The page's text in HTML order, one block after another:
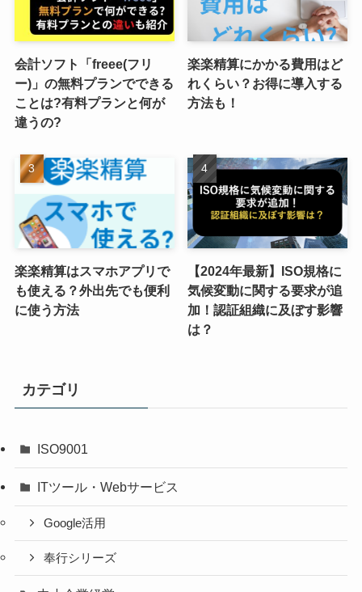
会計ソフト「freee(フリ
ー)」の無料プランでできる
ことは?有料プランと何が
違うの?
楽楽精算にかかる費用はど
れくらい？お得に導入する
方法も！
楽楽精算はスマホアプリで
も使える？外出先でも便利
に使う方法
【2024年最新】ISO規格に
気候変動に関する要求が追
加！認証組織に及ぼす影響
は？
カテゴリ
ISO9001
ITツール・Webサービス
Google活用
奉行シリーズ